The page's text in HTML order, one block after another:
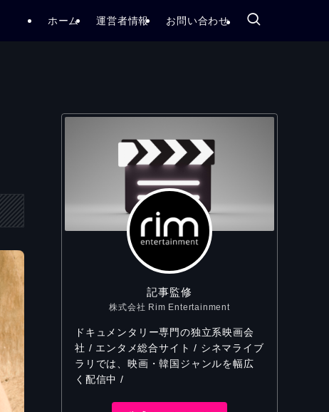
ホーム 運営者情報 お問い合わせ
記事監修
株式会社 Rim Entertainment
ドキュメンタリー専門の独立系映画会
社 / エンタメ総合サイト / シネマライブ
ラリでは、映画・韓国ジャンルを幅広
く配信中 /